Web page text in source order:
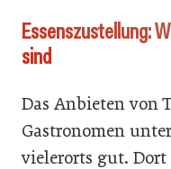
Essenszustellung:
sind
Das Anbieten von
Gastronomen
vielerorts gut. Dort